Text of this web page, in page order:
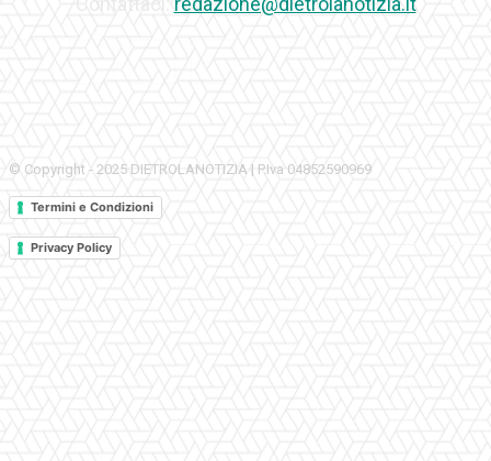
© Copyright - 2025 DIETROLANOTIZIA | P.Iva 04852590969
Termini e Condizioni
Privacy Policy